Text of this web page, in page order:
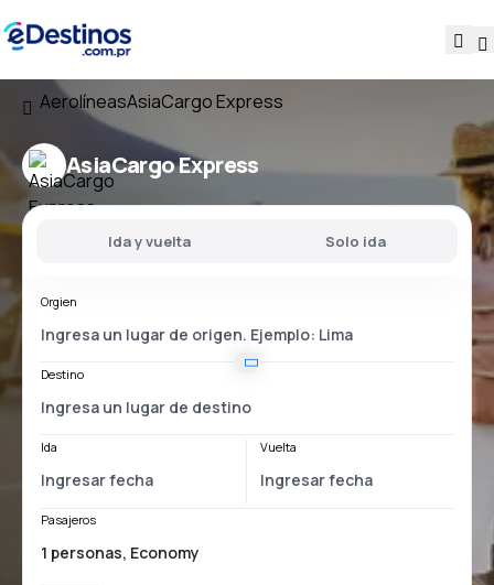
AerolíneasAsiaCargo Express
AsiaCargo Express
Ida y vuelta Solo ida
Orgien
Destino
Ida Vuelta
Pasajeros